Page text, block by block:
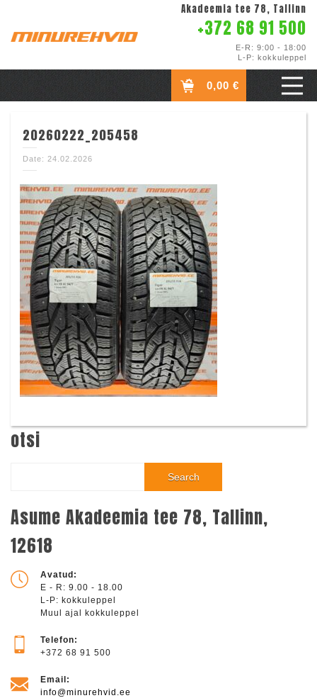
Akadeemia tee 78, Tallinn
+372 68 91 500
E-R: 9:00 - 18:00
L-P: kokkuleppel
0,00 €
20260222_205458
Date: 24.02.2026
otsi
Search
Asume Akadeemia tee 78, Tallinn,
12618
Avatud:
E - R: 9.00 - 18.00
L-P: kokkuleppel
Muul ajal kokkuleppel
Telefon:
+372 68 91 500
Email:
info@minurehvid.ee